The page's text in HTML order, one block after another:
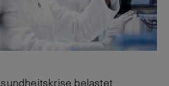
belastet